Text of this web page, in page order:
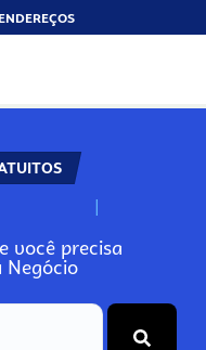
N
você precisa
Negócio